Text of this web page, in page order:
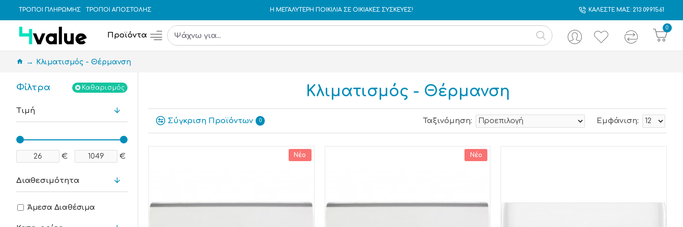
ΤΡΟΠΟΙ ΠΛΗΡΩΜΗΣ ΤΡΟΠΟΙ ΑΠΟΣΤΟΛΗΣ Η ΜΕΓΑΛΥΤΕΡΗ ΠΟΙΚΙΛΙΑ ΣΕ ΟΙΚΙΑΚΕΣ ΣΥΣΚΕΥΕΣ! ΚΑΛΕΣΤΕ ΜΑΣ: 213 0991561
Προϊόντα
0
Κλιματισμός - Θέρμανση
Φίλτρα Καθαρισμός
Τιμή
€ €
Διαθεσιμότητα
Άμεσα Διαθέσιμα
Κλιματισμός - Θέρμανση
Σύγκριση Προϊόντων 0 Ταξινόμηση: Εμφάνιση:
Νέο Νέο